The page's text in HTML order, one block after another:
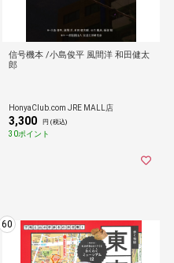
信号機本 /小島俊平 風間洋 和田健太
郎
HonyaClub.com JRE MALL店
3,300 円 (税込)
30ポイント
60